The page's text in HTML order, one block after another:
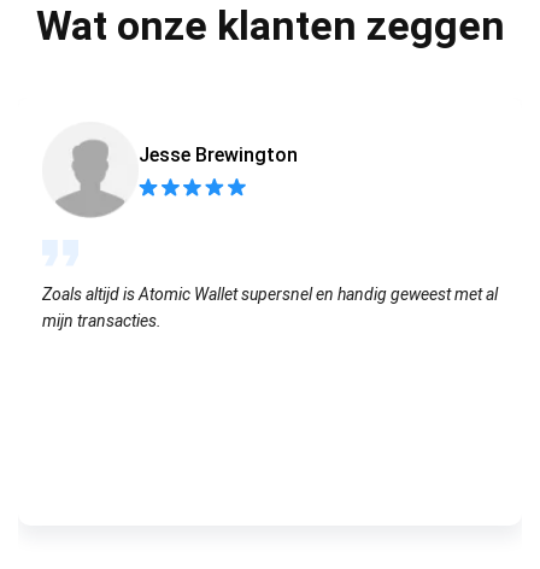
Wat onze klanten zeggen
Jesse Brewington
Zoals altijd is Atomic Wallet supersnel en handig geweest met al
mijn transacties.